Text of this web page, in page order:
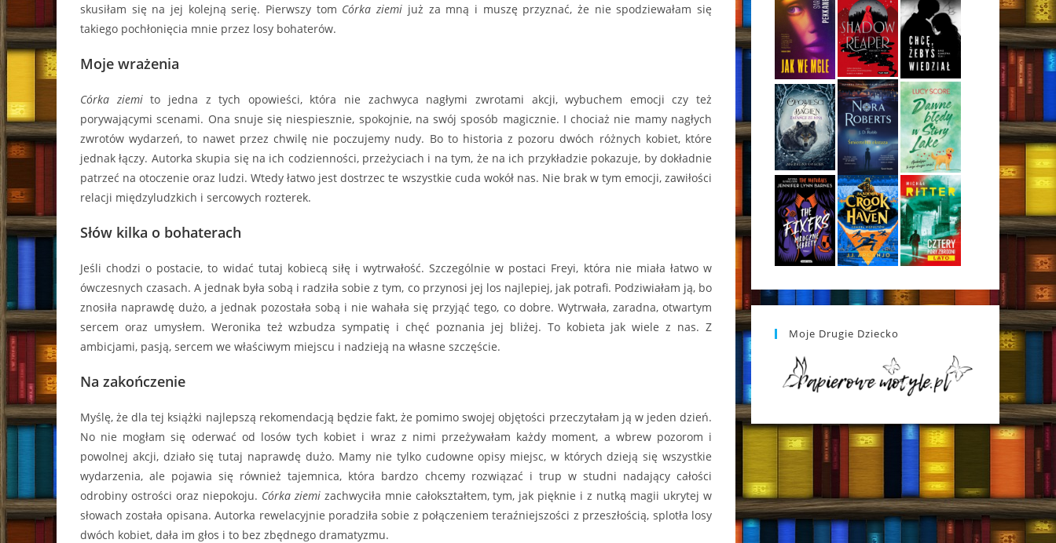
skusiłam się na jej kolejną serię. Pierwszy tom Córka ziemi już za mną i muszę przyznać, że nie spodziewałam się
takiego pochłonięcia mnie przez losy bohaterów.
Moje wrażenia
Córka ziemito jedna z tych opowieści, która nie zachwyca nagłymi zwrotami akcji, wybuchem emocji czy też
porywającymi scenami. Ona snuje się niespiesznie, spokojnie, na swój sposób magicznie. I chociaż nie mamy nagłych
zwrotów wydarzeń, to nawet przez chwilę nie poczujemy nudy. Bo to historia z pozoru dwóch różnych kobiet, które
jednak łączy. Autorka skupia się na ich codzienności, przeżyciach i na tym, że na ich przykładzie pokazuje, by dokładnie
patrzeć na otoczenie oraz ludzi. Wtedy łatwo jest dostrzec te wszystkie cuda wokół nas. Nie brak w tym emocji, zawiłości
relacji międzyludzkich i sercowych rozterek.
Słów kilka o bohaterach
Jeśli chodzi o postacie, to widać tutaj kobiecą siłę i wytrwałość. Szczególnie w postaci Freyi, która nie miała łatwo w
ówczesnych czasach. A jednak była sobą i radziła sobie z tym, co przynosi jej los najlepiej, jak potrafi. Podziwiałam ją, bo
znosiła naprawdę dużo, a jednak pozostała sobą i nie wahała się przyjąć tego, co dobre. Wytrwała, zaradna, otwartym
sercem oraz umysłem. Weronika też wzbudza sympatię i chęć poznania jej bliżej. To kobieta jak wiele z nas. Z
ambicjami, pasją, sercem we właściwym miejscu i nadzieją na własne szczęście.
Na zakończenie
Myślę, że dla tej książki najlepszą rekomendacją będzie fakt, że pomimo swojej objętości przeczytałam ją w jeden dzień.
No nie mogłam się oderwać od losów tych kobiet i wraz z nimi przeżywałam każdy moment, a wbrew pozorom i
powolnej akcji, działo się tutaj naprawdę dużo. Mamy nie tylko cudowne opisy miejsc, w których dzieją się wszystkie
wydarzenia, ale pojawia się również tajemnica, która bardzo chcemy rozwiązać i trup w studni nadający całości
odrobiny ostrości oraz niepokoju. Córka ziemizachwyciła mnie całokształtem, tym, jak pięknie i z nutką magii ukrytej w
słowach została opisana. Autorka rewelacyjnie poradziła sobie z połączeniem teraźniejszości z przeszłością, splotła losy
dwóch kobiet, dała im głos i to bez zbędnego dramatyzmu.
Moje Drugie Dziecko